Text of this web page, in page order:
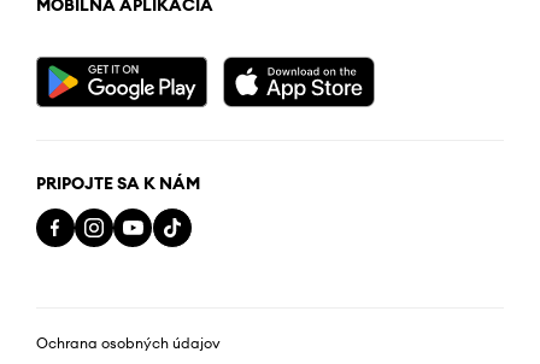
MOBILNÁ APLIKÁCIA
PRIPOJTE SA K NÁM
Ochrana osobných údajov